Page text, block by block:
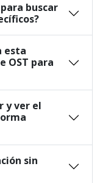
buscar
esta
OST para
y ver el
sin